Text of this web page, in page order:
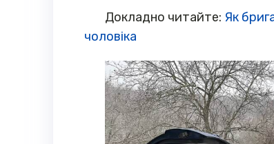
Докладно читайте: Як
чоловіка